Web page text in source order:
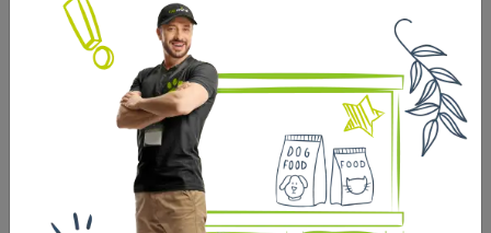
Les pâtes précuites sont extrêmement simples et
rapides à administrer. Vous pouvez soit :
- les servir telles quelles accompagnées d’une
écuelle d’eau,
- soit les donner réhydratées.
Semoule et gruau de blé dur, substances minérales,
lait et vitamines